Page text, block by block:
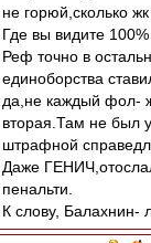
не горюй,сколько
Где вы видите
Реф точно в
единоборства
да,не каждый фол-
вторая.Там не был
штрафной
Даже
пенальти.
К слову, Балахнин-